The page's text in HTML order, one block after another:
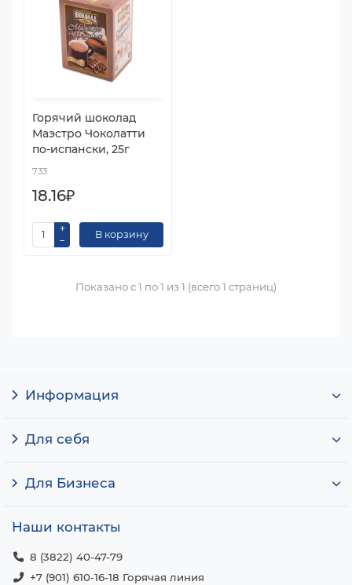
Горячий шоколад
Маэстро Чоколатти
по-испански, 25г
733
18.16₽
В корзину
Показано с 1 по 1 из 1 (всего 1 страниц)
Информация
Для себя
Для Бизнеса
Наши контакты
8 (3822) 40-47-79
+7 (901) 610-16-18 Горячая линия